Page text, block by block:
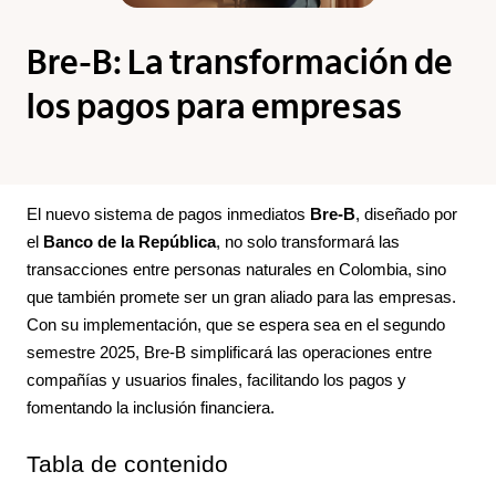
Bre-B: La transformación de
los pagos para empresas
El nuevo sistema de pagos inmediatos Bre-B, diseñado por
el
Banco de la República, no solo transformará las
transacciones entre personas naturales en Colombia, sino
que también promete ser un gran aliado para las empresas.
Con su implementación, que se espera sea en el segundo
semestre 2025, Bre-B simplificará las operaciones entre
compañías y usuarios finales, facilitando los pagos y
fomentando la inclusión financiera.
Tabla de contenido